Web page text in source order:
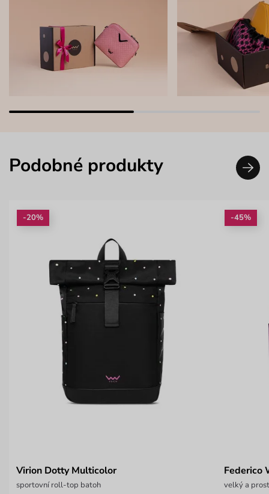
Podobné produkty
-20%
Virion Dotty Multicolor
sportovní roll-top batoh
-45%
Federico
velký a